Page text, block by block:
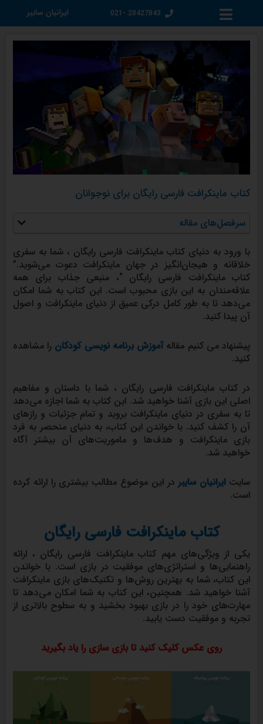
28427843 -021 ایرانیان سایبر
کتاب ماینکرافت فارسی رایگان برای نوجوانان
سرفصل‌های مقاله
با ورود به دنیای کتاب ماینکرافت فارسی رایگان ، شما به سفری
خلاقانه و هیجان‌انگیز در جهان ماینکرافت دعوت می‌شوید.”
کتاب ماینکرافت فارسی رایگان “، منبعی جذاب برای همه
علاقه‌مندان به این بازی محبوب است. این کتاب به شما امکان
می‌دهد تا به طور کامل درکی عمیق از دنیای ماینکرافت و اصول
آن پیدا کنید.
پیشنهاد می کنیم مقالهآموزشبرنامه نویسی کودکان را مشاهده
کنید.
در کتاب ماینکرافت فارسی رایگان ، شما با داستان و مفاهیم
اصلی این بازی آشنا خواهید شد. این کتاب به شما اجازه می‌دهد
تا به سفری در دنیای ماینکرافت بروید و تمام جزئیات و رازهای
آن را کشف کنید. با خواندن این کتاب، به دنیای منحصر به فرد
بازی ماینکرافت و هدف‌ها و ماموریت‌های آن بیشتر آگاه
خواهید شد.
سایت ایرانیان سایبر در این موضوع مطالب بیشتری را ارائه کرده
است.
کتاب ماینکرافت فارسی رایگان
یکی از ویژگی‌های مهم کتاب ماینکرافت فارسی رایگان ، ارائه
راهنمایی‌ها و استراتژی‌های موفقیت در بازی است. با خواندن
این کتاب، شما به بهترین روش‌ها و تکنیک‌های بازی ماینکرافت
آشنا خواهید شد. همچنین، این کتاب به شما امکان می‌دهد تا
مهارت‌های خود را در بازی بهبود بخشید و به سطوح بالاتری از
تجربه و موفقیت دست یابید.
روی عکس کلیک کنید تا بازی سازی را یاد بگیرید